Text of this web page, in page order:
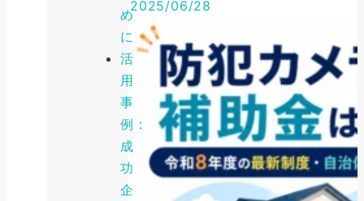
め
に
活
用
事
例：
成
功
企
2025/06/28